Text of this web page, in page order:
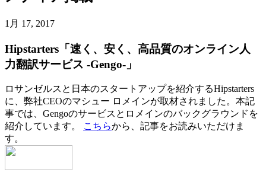
1月 17, 2017
Hipstarters「速く、安く、高品質のオンライン人
力翻訳サービス ‐Gengo‐」
ロサンゼルスと日本のスタートアップを紹介するHipstarters
に、弊社CEOのマシュー ロメインが取材されました。本記
事では、Gengoのサービスとロメインのバックグラウンドを
紹介しています。
こちらから、記事をお読みいただけま
す。